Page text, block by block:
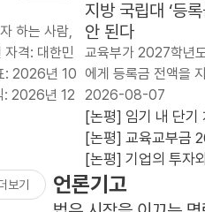
하는 사람,
격: 대한민
: 2026년 10
: 2026년 12
지방 국립대 ‘등
안 된다
교육부가 2027학년
에게 등록금 전액을
고 있다. 연간 지원 규
2026-08-07
[논평] 임기 내 단기
순하고 예측가능한
[논평] 교육교부금
늦었지만 반드시 가
[논평] 기업의 투자와 이
대상이 될 수 없다
보기 언론기고